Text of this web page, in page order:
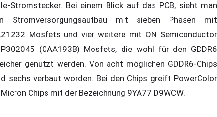
Stromstecker. Bei einem Blick auf das PCB, sieht man
Stromversorgungsaufbau mit sieben Phasen mit
Mosfets und vier weitere mit ON Semiconductor
(0AA193B) Mosfets, die wohl für den GDDR6
genutzt werden. Von acht möglichen GDDR6-Chips
sechs verbaut worden. Bei den Chips greift PowerColor
Chips mit der Bezeichnung 9YA77 D9WCW.